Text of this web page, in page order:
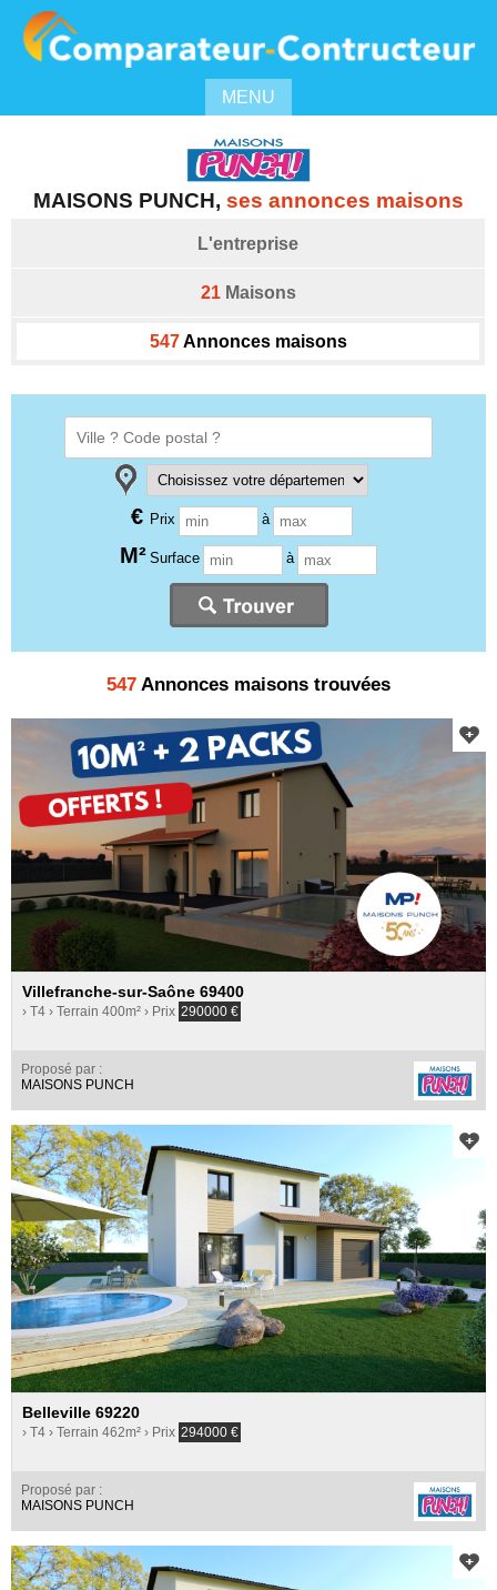
MENU
MAISONS PUNCH, ses annonces maisons
L'entreprise
21Maisons
547Annonces maisons
€ Prix à
M² Surface à
547 Annonces maisons trouvées
Villefranche-sur-Saône 69400
› T4 › Terrain 400m² › Prix 290000 €
Proposé par :
MAISONS PUNCH
Belleville 69220
› T4 › Terrain 462m² › Prix 294000 €
Proposé par :
MAISONS PUNCH